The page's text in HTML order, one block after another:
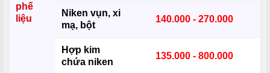
phế
liệu
Niken vụn, xi
mạ, bột
140.000 - 270.000
Hợp kim
chứa niken
135.000 - 800.000